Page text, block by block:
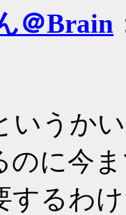
＠Brain
いうか
のに今
するわ